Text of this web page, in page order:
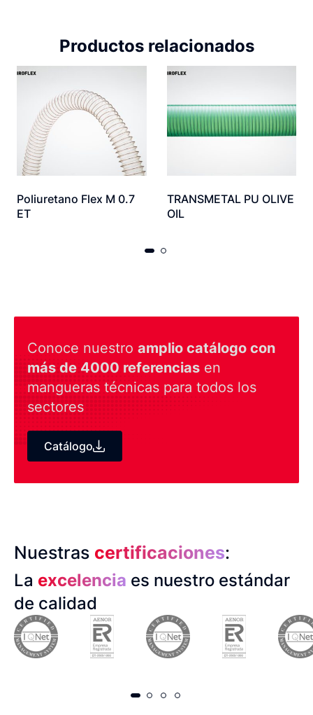
Productos relacionados
Poliuretano Flex M 0.7
ET
TRANSMETAL PU OLIVE
OIL
Conoce nuestro amplio catálogo con
más de 4000 referencias en
mangueras técnicas para todos los
sectores
Catálogo
Nuestras certificaciones:
La excelencia es nuestro estándar
de calidad